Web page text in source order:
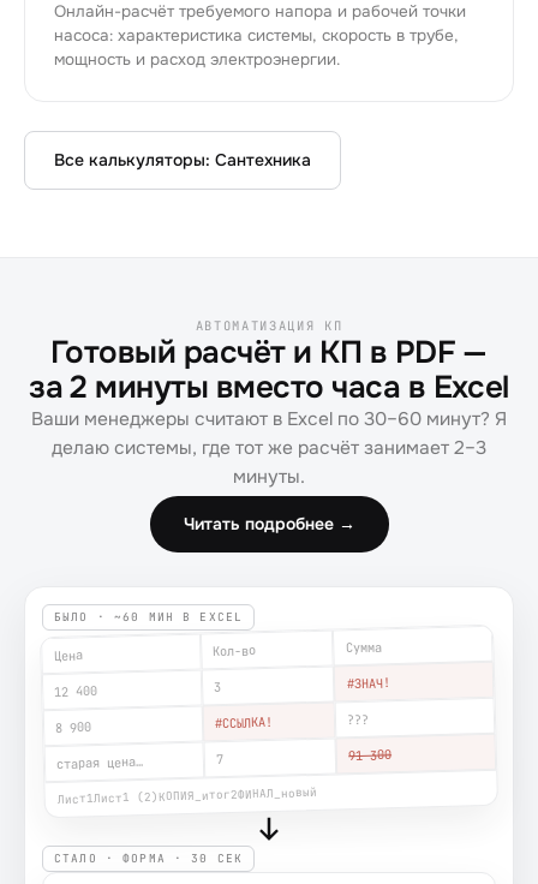
Онлайн-расчёт требуемого напора и рабочей точки
насоса: характеристика системы, скорость в трубе,
мощность и расход электроэнергии.
Все калькуляторы: Сантехника
АВТОМАТИЗАЦИЯ КП
Готовый расчёт и КП в PDF —
за 2 минуты вместо часа в Excel
Ваши менеджеры считают в Excel по 30–60 минут? Я
делаю системы, где тот же расчёт занимает 2–3
минуты.
Читать подробнее →
БЫЛО · ~60 МИН В EXCEL
Цена Кол-во Сумма
12 400 3 #ЗНАЧ!
8 900 #ССЫЛКА! ???
старая цена… 7 91 300
Лист1Лист1 (2)КОПИЯ_итог2ФИНАЛ_новый
СТАЛО · ФОРМА · 30 СЕК